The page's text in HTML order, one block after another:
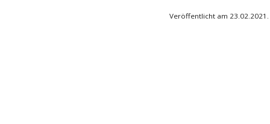
Veröffentlicht am 23.02.2021.